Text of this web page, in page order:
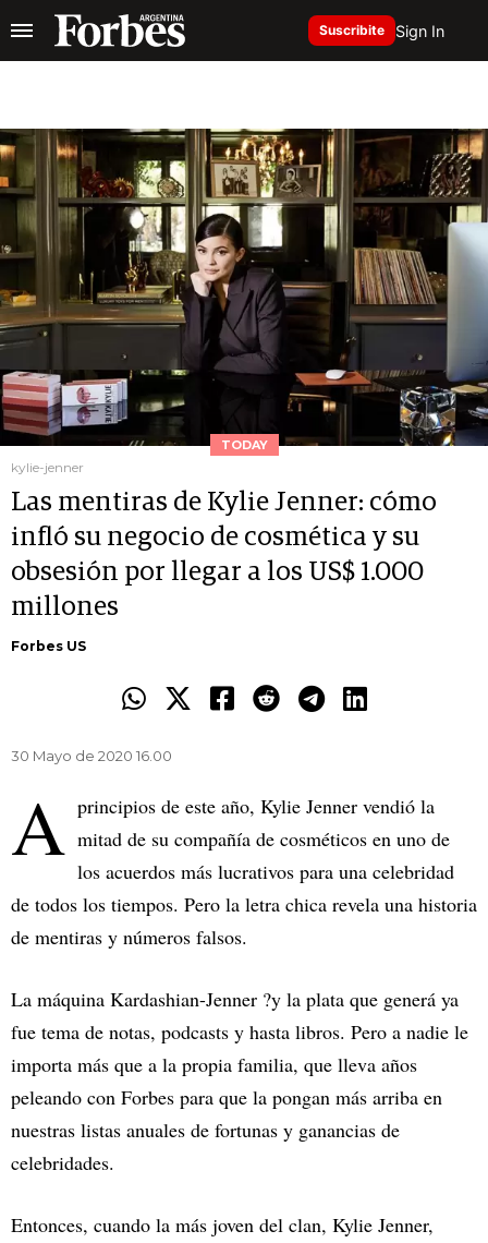
Suscribite Sign In
TODAY
kylie-jenner
Las mentiras de Kylie Jenner: cómo
infló su negocio de cosmética y su
obsesión por llegar a los US$ 1.000
millones
Forbes US
30 Mayo de 2020 16.00
A principios de este año, Kylie Jenner vendió la
mitad de su compañía de cosméticos en uno de
los acuerdos más lucrativos para una celebridad
de todos los tiempos. Pero la letra chica revela una historia
de mentiras y números falsos.
La máquina Kardashian-Jenner ?y la plata que generá ya
fue tema de notas, podcasts y hasta libros. Pero a nadie le
importa más que a la propia familia, que lleva años
peleando con Forbes para que la pongan más arriba en
nuestras listas anuales de fortunas y ganancias de
celebridades.
Entonces, cuando la más joven del clan, Kylie Jenner,